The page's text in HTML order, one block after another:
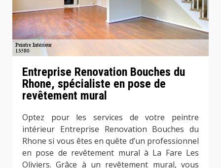
Entreprise Renovation Bouches du
Rhone, spécialiste en pose de
revêtement mural
Optez pour les services de votre peintre
intérieur Entreprise Renovation Bouches du
Rhone si vous êtes en quête d’un professionnel
en pose de revêtement mural à La Fare Les
Oliviers. Grâce à un revêtement mural, vous